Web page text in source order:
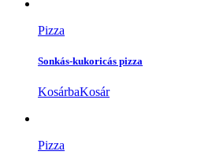
Pizza
Sonkás-kukoricás pizza
KosárbaKosár
Pizza